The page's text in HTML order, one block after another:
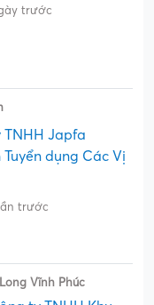
trước
TNHH Japfa
dụng Các Vị
trước
Vĩnh Phúc